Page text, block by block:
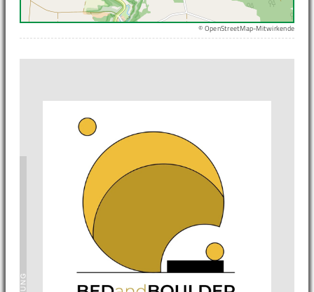
© OpenStreetMap-Mitwirkende